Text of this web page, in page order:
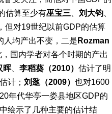
估算至少有巫宝三 刘大钧
但对19世纪以前GDP的估算
均产出不变，二是 Rozman
国内学者对各个时期的产出
晖、 李稻葵（2010） 估计了明
计； 刘逖（2009） 也对1600
年代华亭一娄县地区GDP的
绘示了几种主要的估计结